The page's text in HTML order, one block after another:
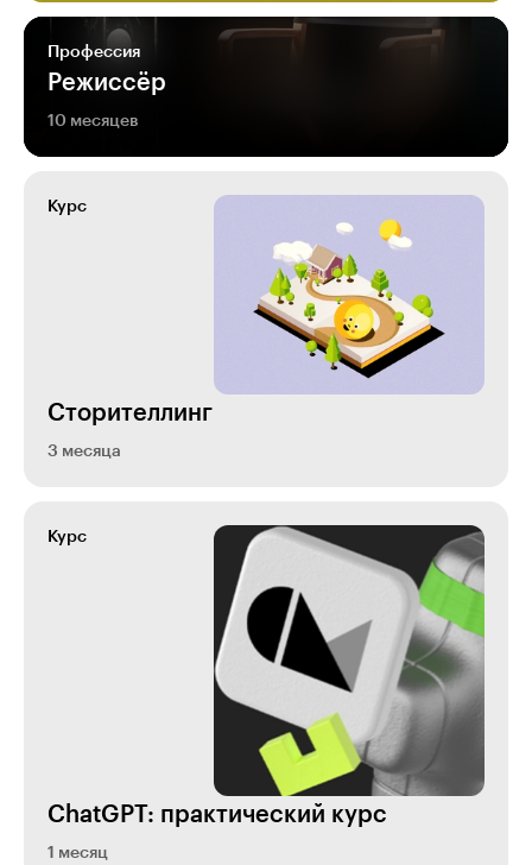
Профессия
Режиссёр
10 месяцев
Курс
Сторителлинг
3 месяца
Курс
ChatGPT: практический курс
1 месяц